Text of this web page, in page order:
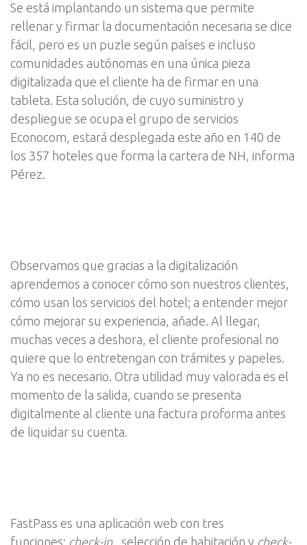
Se está implantando un sistema que permite
rellenar y firmar la documentación necesaria se dice
fácil, pero es un puzle según países e incluso
comunidades autónomas en una única pieza
digitalizada que el cliente ha de firmar en una
tableta. Esta solución, de cuyo suministro y
despliegue se ocupa el grupo de servicios
Econocom, estará desplegada este año en 140 de
los 357 hoteles que forma la cartera de NH, informa
Pérez.
Observamos que gracias a la digitalización
aprendemos a conocer cómo son nuestros clientes,
cómo usan los servicios del hotel; a entender mejor
cómo mejorar su experiencia, añade. Al llegar,
muchas veces a deshora, el cliente profesional no
quiere que lo entretengan con trámites y papeles.
Ya no es necesario. Otra utilidad muy valorada es el
momento de la salida, cuando se presenta
digitalmente al cliente una factura proforma antes
de liquidar su cuenta.
FastPass es una aplicación web con tres
funciones: check-in , selección de habitación y check-